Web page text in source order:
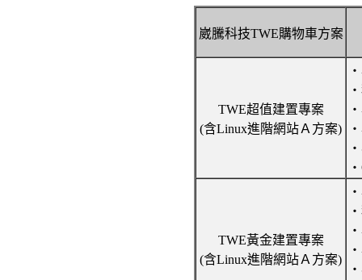
崴騰科技TWE購物車方案
TWE超值建置專案
(含Linux進階網站Ａ方案)
TWE黃金建置專案
(含Linux進階網站Ａ方案)